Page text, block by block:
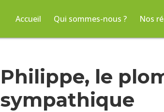
Accueil Qui sommes-nous ? Nos
Philippe, le
sympathique